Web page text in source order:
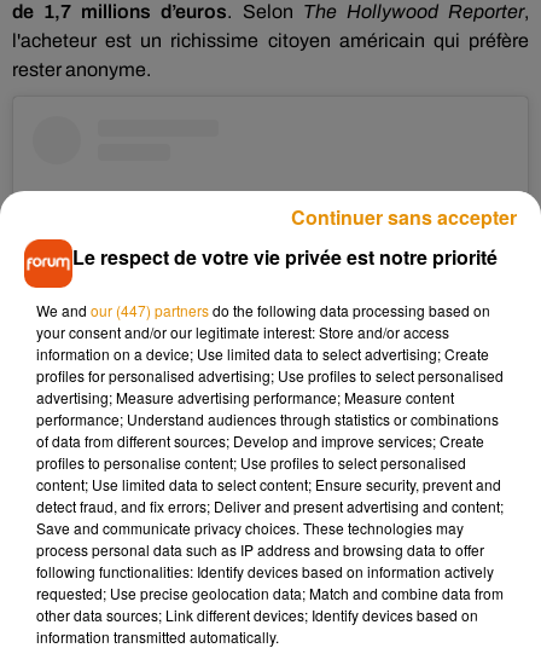
de 1,7 millions d’euros. Selon The Hollywood Reporter,
l'acheteur est un richissime citoyen américain qui préfère
rester anonyme.
Voir cette publication sur Instagram
Le respect de votre vie privée est notre priorité
We and our (447) partnersdo the following data processing based on
your consent and/or our legitimate interest: Store and/or access
information on a device; Use limited data to select advertising; Create
profiles for personalised advertising; Use profiles to select personalised
advertising; Measure advertising performance; Measure content
performance; Understand audiences through statistics or combinations
of data from different sources; Develop and improve services; Create
profiles to personalise content; Use profiles to select personalised
content; Use limited data to select content; Ensure security, prevent and
detect fraud, and fix errors; Deliver and present advertising and content;
Save and communicate privacy choices. These technologies may
process personal data such as IP address and browsing data to offer
following functionalities: Identify devices based on information actively
requested; Use precise geolocation data; Match and combine data from
other data sources; Link different devices; Identify devices based on
information transmitted automatically.
Continuer sans accepter